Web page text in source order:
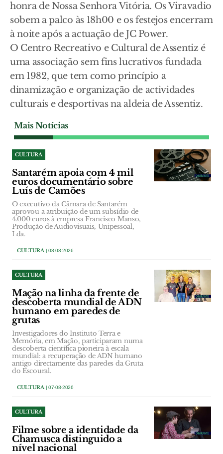
honra de Nossa Senhora Vitória. Os Viravadio
sobem a palco às 18h00 e os festejos encerram
à noite após a actuação de JC Power.
O Centro Recreativo e Cultural de Assentiz é
uma associação sem fins lucrativos fundada
em 1982, que tem como princípio a
dinamização e organização de actividades
culturais e desportivas na aldeia de Assentiz.
Mais Notícias
CULTURA
Santarém apoia com 4 mil
euros documentário sobre
Luís de Camões
O executivo da Câmara de Santarém
aprovou a atribuição de um subsídio de
4.000 euros à empresa Francisco Manso,
Produção de Audiovisuais, Unipessoal,
Lda.
CULTURA | 08-08-2026
CULTURA
Mação na linha da frente de
descoberta mundial de ADN
humano em paredes de
grutas
Investigadores do Instituto Terra e
Memória, em Mação, participaram numa
descoberta científica pioneira à escala
mundial: a recuperação de ADN humano
antigo directamente das paredes da Gruta
do Escoural.
CULTURA | 07-08-2026
CULTURA
Filme sobre a identidade da
Chamusca distinguido a
nível nacional